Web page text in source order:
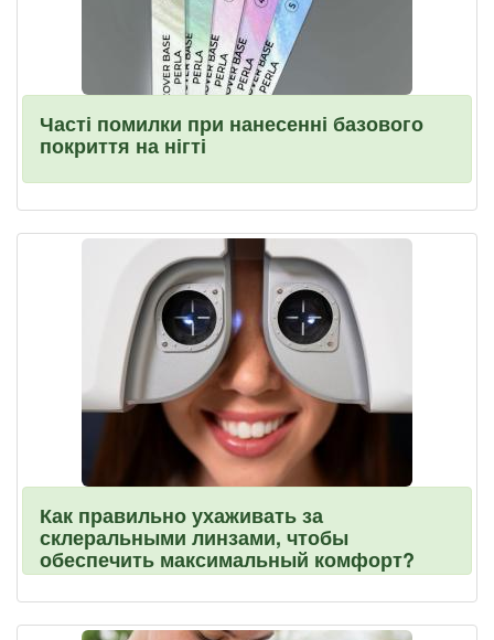
Часті помилки при нанесенні базового
покриття на нігті
Как правильно ухаживать за
склеральными линзами, чтобы
обеспечить максимальный комфорт?